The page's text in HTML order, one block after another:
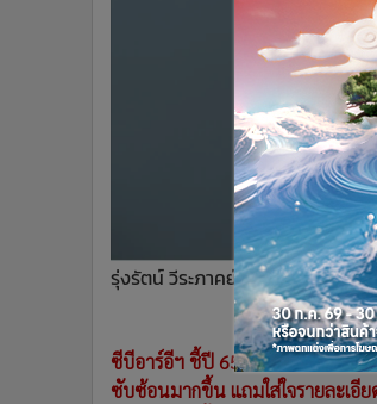
รุ่งรัตน์ วีระภาคย์การุณ
ซีบีอาร์อีฯ ชี้ปี 65 ยังเป็นปีแห่งควา
ซับซ้อนมากขึ้น แถมใส่ใจรายละเอี